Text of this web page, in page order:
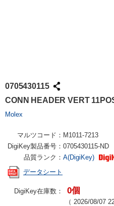
0705430115
CONN HEADER VERT
Molex
マルツコード： M1011-7213
DigiKey製品番号： 0705430115-ND
品質ランク： A(DigiKey)
データシート
DigiKey在庫数： 0個
（ 2026/08/07